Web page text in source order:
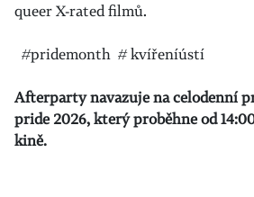
queer X-rated filmů.
#pridemonth # kvířeníústí
Afterparty navazuje na celodenní
pride 2026, který proběhne od
kině.